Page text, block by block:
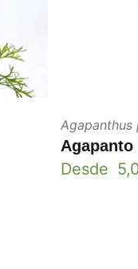
Agapanthus
Desde